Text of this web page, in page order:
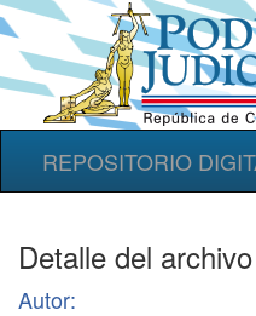
REPOSITORIO
Detalle del
Autor: